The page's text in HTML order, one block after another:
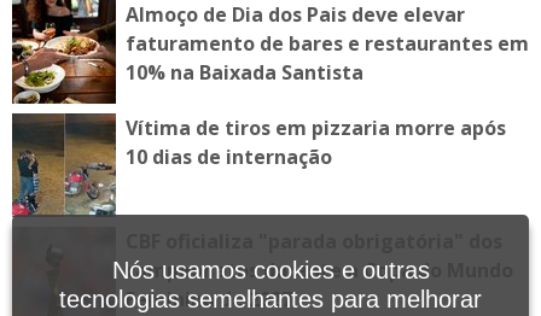
Almoço de Dia dos Pais deve elevar
faturamento de bares e restaurantes em
10% na Baixada Santista
Vítima de tiros em pizzaria morre após
10 dias de internação
campeonatos durante a Copa do Mundo
Feminina de 2027
Nós usamos cookies e outras
tecnologias semelhantes para melhorar